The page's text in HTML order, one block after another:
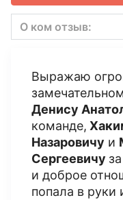
О ком отзыв:
Выражаю
Денису
команде,
Назаровичу и
Сергеевичу
и доброе
попала в руки